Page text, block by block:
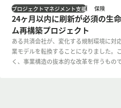
織の立上げが必要になりました。
24ヶ月以内に刷新が必須の生
ム再構築プロジェクト
ある共済会社が、変化する規制環境に対
業モデルを転換することになりました。
く、事業構造の抜本的な改革を伴うもの
プロジェクトマネジメント支援 保険